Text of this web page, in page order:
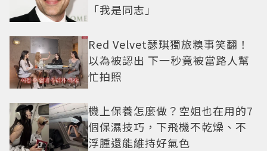
「我是同志」
Red Velvet瑟琪獨旅糗事笑翻！
以為被認出 下一秒竟被當路人幫
忙拍照
機上保養怎麼做？空姐也在用的7
個保濕技巧，下飛機不乾燥、不
浮腫還能維持好氣色